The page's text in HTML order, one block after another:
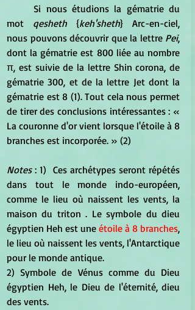
mot qesheth {keh'sheth} Arc-en-ciel,
nous pouvons découvrir que la lettre Pei,
dont la gématrie est 800 liée au nombre
π, est suivie de la lettre Shin corona, de
gématrie 300, et de la lettre Jet dont la
gématrie est 8 (1). Tout cela nous permet
de tirer des conclusions intéressantes : «
La couronne d'or vient lorsque l'étoile à 8
branches est incorporée. » (2)
Notes : 1)  Ces archétypes seront répétés
dans tout le monde indo-européen,
comme le lieu où naissent les vents, la
maison du triton . Le symbole du dieu
égyptien Heh est une étoile à 8 branches,
le lieu où naissent les vents, l'Antarctique
pour le monde antique.
2) Symbole de Vénus comme du Dieu
égyptien Heh, le Dieu de l'éternité, dieu
des vents.